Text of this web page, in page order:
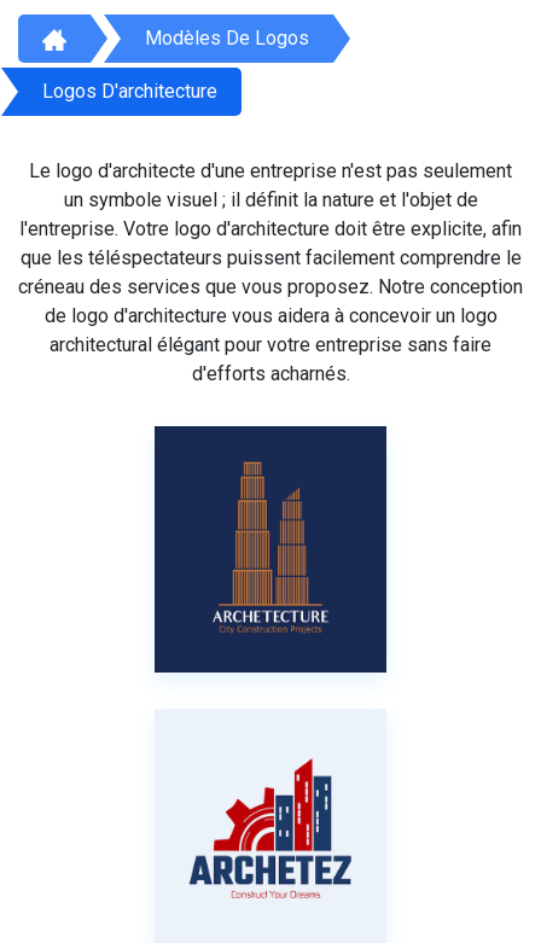
Modèles De Logos
Logos D'architecture
Le logo d'architecte d'une entreprise n'est pas seulement
un symbole visuel ; il définit la nature et l'objet de
l'entreprise. Votre logo d'architecture doit être explicite, afin
que les téléspectateurs puissent facilement comprendre le
créneau des services que vous proposez. Notre conception
de logo d'architecture vous aidera à concevoir un logo
architectural élégant pour votre entreprise sans faire
d'efforts acharnés.